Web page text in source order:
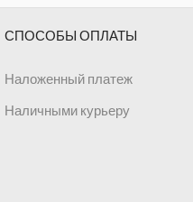
СПОСОБЫ ОПЛАТЫ
Наложенный платеж
Наличными курьеру